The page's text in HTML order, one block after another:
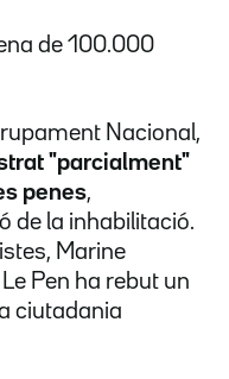
de 100.000
Nacional,
"parcialment"
penes,
de la inhabilitació.
Marine
Pen ha rebut un
ciutadania